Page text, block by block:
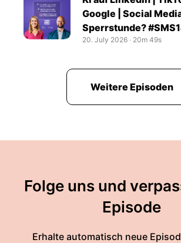
Google | Social
Sperrstunde?
20. July 2026 ‧ 20m 49s
Weitere Episoden
Folge uns und
Episode
Erhalte automatisch neue